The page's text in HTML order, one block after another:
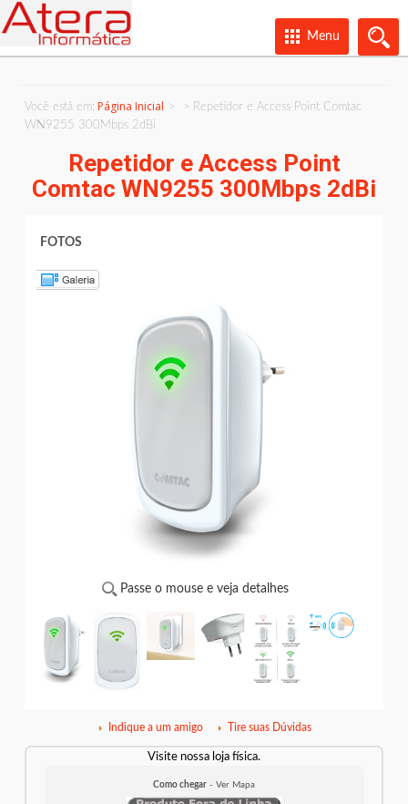
Menu
Você está em: Página Inicial
Repetidor e Access Point Comtac
WN9255 300Mbps 2dBi
Repetidor e Access Point
Comtac WN9255 300Mbps 2dBi
FOTOS
Passe o mouse e veja detalhes
Indique a um amigo Tire suas Dúvidas
Visite nossa loja física.
Como chegar - Ver Mapa